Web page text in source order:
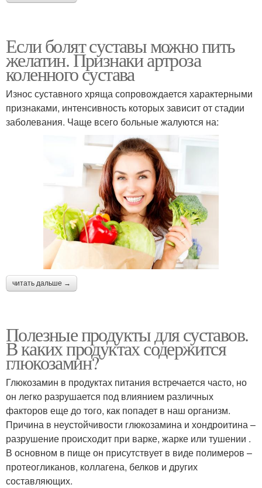
Если болят суставы можно пить
желатин. Признаки артроза
коленного сустава
Износ суставного хряща сопровождается характерными
признаками, интенсивность которых зависит от стадии
заболевания. Чаще всего больные жалуются на:
читать дальше →
Полезные продукты для суставов.
В каких продуктах содержится
глюкозамин?
Глюкозамин в продуктах питания встречается часто, но
он легко разрушается под влиянием различных
факторов еще до того, как попадет в наш организм.
Причина в неустойчивости глюкозамина и хондроитина –
разрушение происходит при варке, жарке или тушении .
В основном в пище он присутствует в виде полимеров –
протеогликанов, коллагена, белков и других
составляющих.